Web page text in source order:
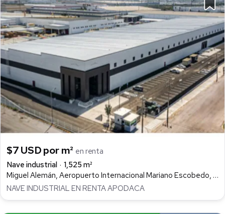
$7 USD por m² en renta
Nave industrial
1,525 m²
Miguel Alemán, Aeropuerto Internacional Mariano Escobedo, Apodaca
NAVE INDUSTRIAL EN RENTA APODACA